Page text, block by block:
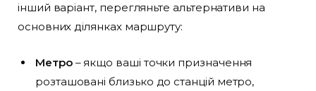
інший варіант, перегляньте альтернативи на
основних ділянках маршруту:
Метро– якщо ваші точки призначення
розташовані близько до станцій метро,